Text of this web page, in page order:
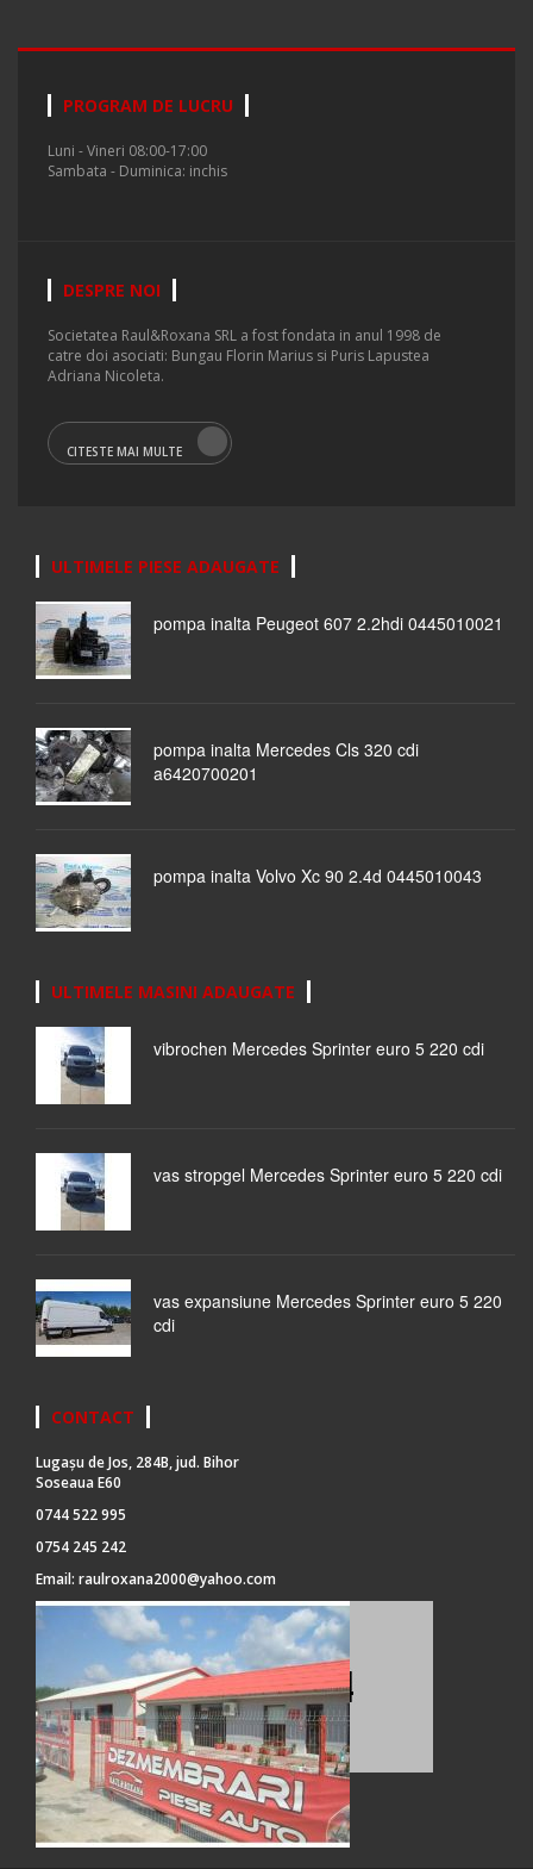
PROGRAM DE LUCRU
Luni - Vineri 08:00-17:00
Sambata - Duminica: inchis
DESPRE NOI
Societatea Raul&Roxana SRL a fost fondata in anul 1998 de
catre doi asociati: Bungau Florin Marius si Puris Lapustea
Adriana Nicoleta.
CITESTE MAI MULTE
ULTIMELE PIESE ADAUGATE
pompa inalta Peugeot 607 2.2hdi 0445010021
pompa inalta Mercedes Cls 320 cdi
a6420700201
pompa inalta Volvo Xc 90 2.4d 0445010043
ULTIMELE MASINI ADAUGATE
vibrochen Mercedes Sprinter euro 5 220 cdi
vas stropgel Mercedes Sprinter euro 5 220 cdi
vas expansiune Mercedes Sprinter euro 5 220
cdi
CONTACT
Lugașu de Jos, 284B, jud. Bihor
Soseaua E60
0744 522 995
0754 245 242
Email: raulroxana2000@yahoo.com